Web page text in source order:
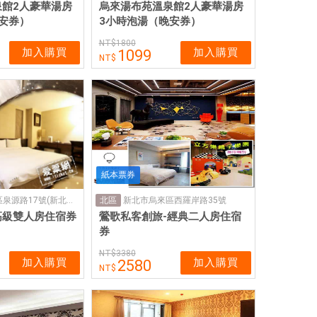
2人豪華湯房
券）
加入購買
烏來湯布苑溫泉館2人豪華湯房
3小時泡湯（晚安券）
1800
1099 加入購買
台北市北投區泉源路17號(新北投捷運站出口步行1分鐘可到達)
雙人房住宿券
加入購買
紙本票券
北區 新北市烏來區西羅岸路35號
鶯歌私客創旅-經典二人房住宿
券
3380
2580 加入購買